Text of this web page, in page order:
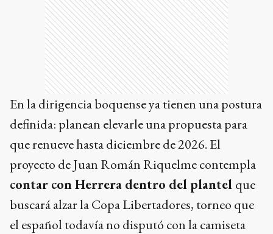
En la dirigencia boquense ya tienen una postura
definida: planean elevarle una propuesta para
que renueve hasta diciembre de 2026. El
proyecto de Juan Román Riquelme contempla
contar con Herrera dentro del plantel que
buscará alzar la Copa Libertadores, torneo que
el español todavía no disputó con la camiseta